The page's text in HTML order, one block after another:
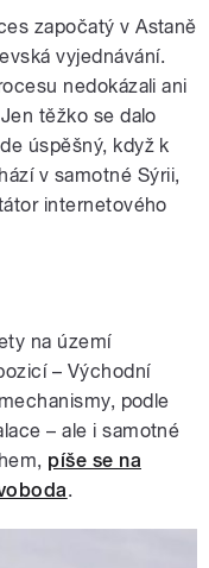
započatý v Astaně
vyjednávání.
nedokázali ani
těžko se dalo
úspěšný, když k
v samotné Sýrii,
internetového
na území
– Východní
podle
– ale i samotné
píše se na
.